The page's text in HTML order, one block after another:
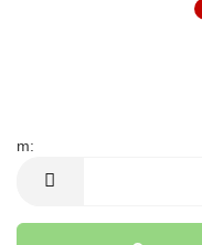
m: